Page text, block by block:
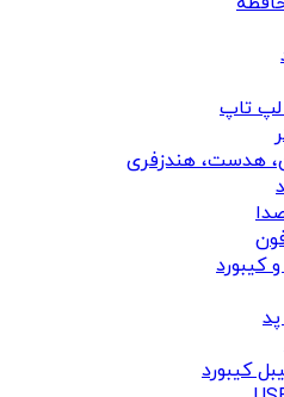
لپ تاپ
هدست، هندزفری
کیبورد
کیبورد